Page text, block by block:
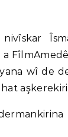
wî de